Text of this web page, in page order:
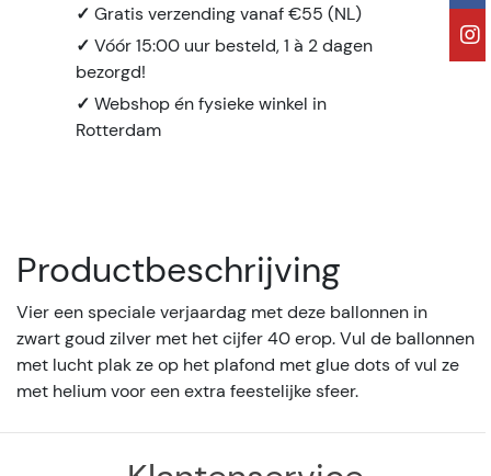
✓Gratis verzending vanaf €55 (NL)
✓Vóór 15:00 uur besteld, 1 à 2 dagen
bezorgd!
✓Webshop én fysieke winkel in
Rotterdam
Productbeschrijving
Vier een speciale verjaardag met deze ballonnen in
zwart goud zilver met het cijfer 40 erop. Vul de ballonnen
met lucht plak ze op het plafond met glue dots of vul ze
met helium voor een extra feestelijke sfeer.